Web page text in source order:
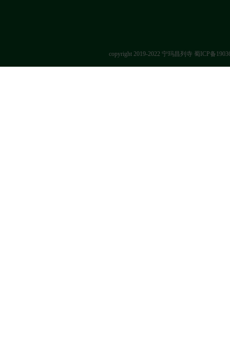
copyright 2019-2022 宁玛昌列寺 蜀ICP备